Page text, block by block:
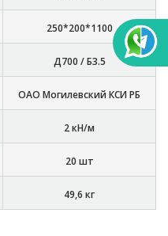
250*200*1100
Д700 / Б3.5
ОАО Могилевский КСИ РБ
2 кН/м
20 шт
49,6 кг